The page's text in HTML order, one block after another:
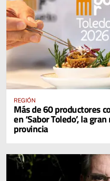
REGIÓN
Más de 60 productores
en ‘Sabor Toledo’, la
provincia